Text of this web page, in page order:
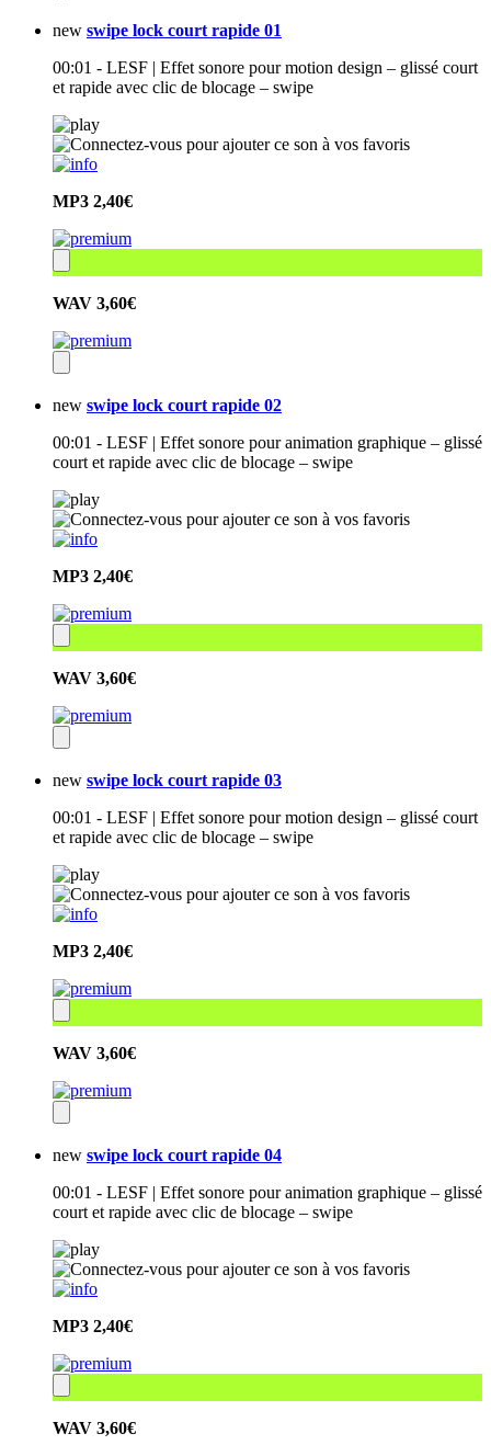
new swipe lock court rapide 01
00:01 - LESF | Effet sonore pour motion design – glissé court
et rapide avec clic de blocage – swipe
MP3 2,40€
WAV 3,60€
new swipe lock court rapide 02
00:01 - LESF | Effet sonore pour animation graphique – glissé
court et rapide avec clic de blocage – swipe
MP3 2,40€
WAV 3,60€
new swipe lock court rapide 03
00:01 - LESF | Effet sonore pour motion design – glissé court
et rapide avec clic de blocage – swipe
MP3 2,40€
WAV 3,60€
new swipe lock court rapide 04
00:01 - LESF | Effet sonore pour animation graphique – glissé
court et rapide avec clic de blocage – swipe
MP3 2,40€
WAV 3,60€